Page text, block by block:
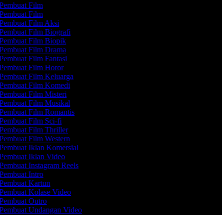
Film
Film
Film Aksi
Film Biografi
Film Biopik
Film Drama
Film Fantasi
Film Horor
Film Keluarga
Film Komedi
Film Misteri
Film Musikal
Film Romantis
Film Sci-fi
Film Thriller
Film Western
Iklan Komersial
Iklan Video
Instagram Reels
Intro
Kartun
Kolase Video
Outro
Undangan Video